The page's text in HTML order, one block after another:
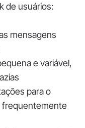
de usuários:
mensagens
e variável,
para o
frequentemente